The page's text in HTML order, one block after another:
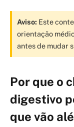
Aviso: Este
orientação
antes de mudar
Por que o
digestivo
que vão